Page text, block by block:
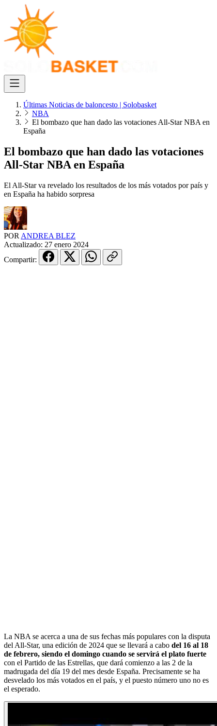
Últimas Noticias de baloncesto | Solobasket
NBA
El bombazo que han dado las votaciones All-Star NBA en
España
El bombazo que han dado las votaciones
All-Star NBA en España
El All-Star va revelado los resultados de los más votados por país y
en España ha habido sorpresa
POR ANDREA BLEZ
Actualizado: 27 enero 2024
Compartir:
La NBA se acerca a una de sus fechas más populares con la disputa
del All-Star, una edición de 2024 que se llevará a cabo del 16 al 18
de febrero, siendo el domingo cuando se servirá el plato fuerte
con el Partido de las Estrellas, que dará comienzo a las 2 de la
madrugada del día 19 del mes desde España. Precisamente se ha
desvelado los más votados en el país, y el puesto número uno no es
el esperado.